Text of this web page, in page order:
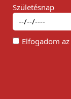
Születésnap
Elfogadom az